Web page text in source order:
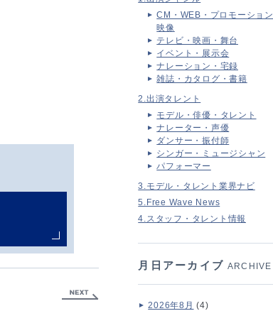
CM・WEB・プロモーション
映像
テレビ・映画・舞台
イベント・展示会
ナレーション・宅録
雑誌・カタログ・書籍
2.出演タレント
モデル・俳優・タレント
ナレーター・声優
ダンサー・振付師
シンガー・ミュージシャン
パフォーマー
3.モデル・タレント業界ナビ
5.Free Wave News
4.スタッフ・タレント情報
月日アーカイブ ARCHIVE
2026年8月 (4)